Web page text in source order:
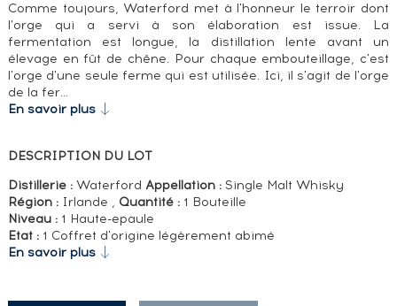
Comme toujours, Waterford met à l'honneur le terroir dont
l'orge qui a servi à son élaboration est issue. La
fermentation est longue, la distillation lente avant un
élevage en fût de chêne. Pour chaque embouteillage, c'est
l'orge d'une seule ferme qui est utilisée. Ici, il s'agit de l'orge
de la fer…
En savoir plus
DESCRIPTION DU LOT
Distillerie :Waterford Appellation :Single Malt Whisky
Région : Irlande , Quantité :1 Bouteille
Niveau :1 Haute-epaule
Etat :1 Coffret d'origine légèrement abimé
En savoir plus